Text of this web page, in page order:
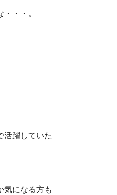
・・。
活躍していた
気になる方も